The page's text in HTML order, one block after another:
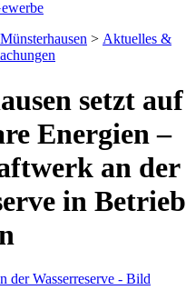
> Aktuelles &
setzt auf
Energien –
an der
in Betrieb